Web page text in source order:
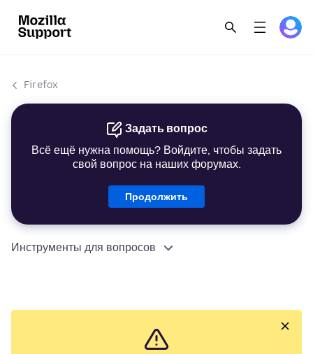
Firefox
Задать вопрос
Всё ещё нужна помощь? Войдите, чтобы задать
свой вопрос на наших форумах.
Продолжить
Инструменты для вопросов